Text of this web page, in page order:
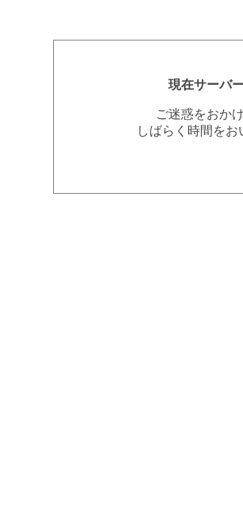
現在サーバ
ご迷惑をおか
しばらく時間を